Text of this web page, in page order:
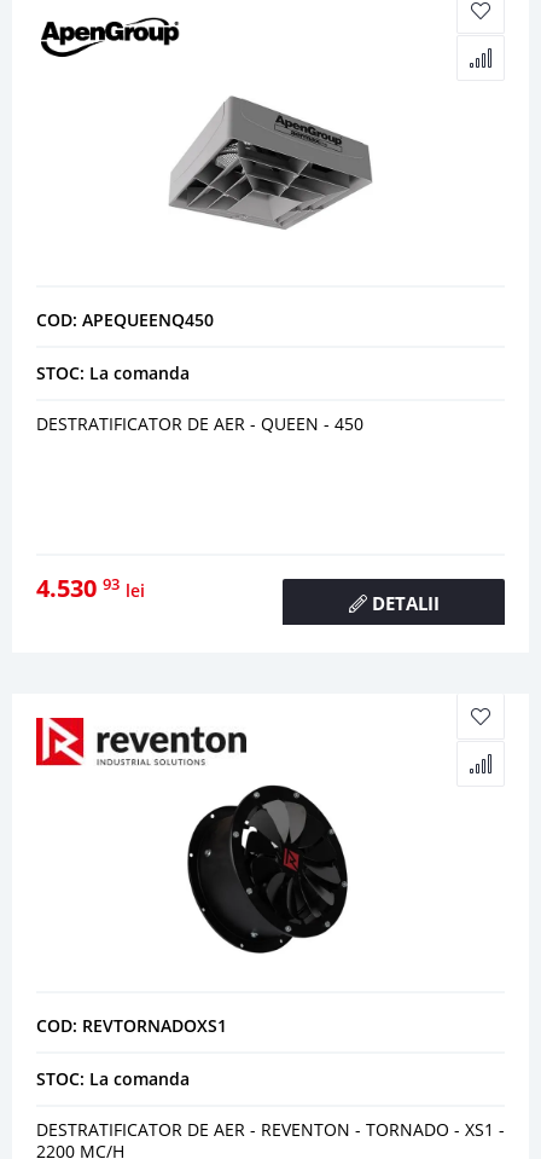
COD: APEQUEENQ450
STOC: La comanda
DESTRATIFICATOR DE AER - QUEEN - 450
4.530 93 lei
DETALII
COD: REVTORNADOXS1
STOC: La comanda
DESTRATIFICATOR DE AER - REVENTON - TORNADO - XS1 -
2200 MC/H